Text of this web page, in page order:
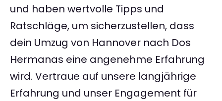
und haben wertvolle Tipps und
Ratschläge, um sicherzustellen, dass
dein Umzug von Hannover nach Dos
Hermanas eine angenehme Erfahrung
wird. Vertraue auf unsere langjährige
Erfahrung und unser Engagement für